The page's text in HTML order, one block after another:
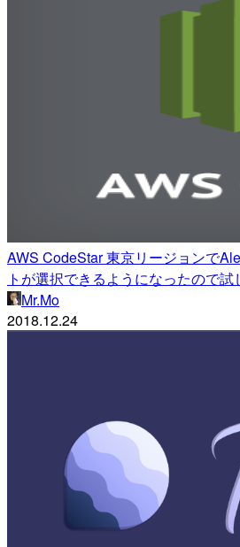
AWS CodeStar 東京リージョンで
トが選択できるようになったので試
Mr.Mo
2018.12.24